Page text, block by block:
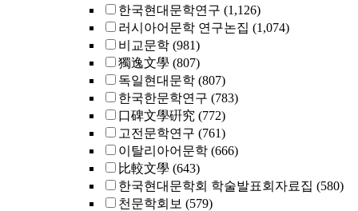
한국현대문학연구 (1,126)
러시아어문학 연구논집 (1,074)
비교문학 (981)
獨逸文學 (807)
독일현대문학 (807)
한국한문학연구 (783)
口碑文學硏究 (772)
고전문학연구 (761)
이탈리아어문학 (666)
比較文學 (643)
한국현대문학회 학술발표회자료집 (580)
천문학회보 (579)